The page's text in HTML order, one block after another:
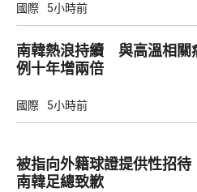
國際 5小時前
南韓熱浪持續 與高溫相關
例十年增兩倍
國際 5小時前
被指向外籍球證提供性招待
南韓足總致歉